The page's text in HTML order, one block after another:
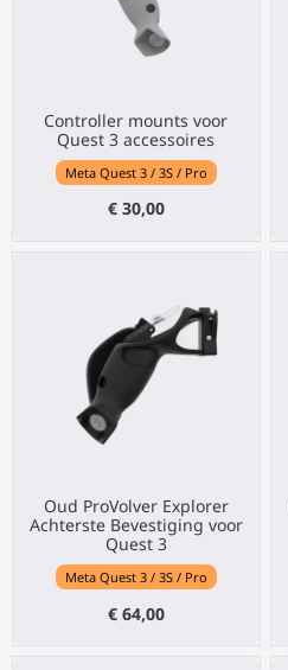
Controller mounts voor
Quest 3 accessoires
Meta Quest 3 / 3S / Pro
€ 30,00
Oud ProVolver Explorer
Achterste Bevestiging voor
Quest 3
Meta Quest 3 / 3S / Pro
€ 64,00